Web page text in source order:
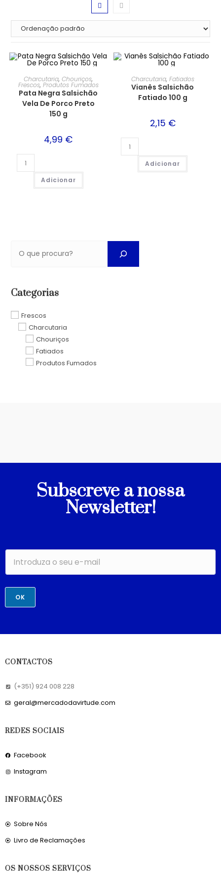
Charcutaria,Chouriços,
Frescos, Produtos Fumados
Pata Negra Salsichão
Vela De Porco Preto
150 g
4,99 €
Adicionar
Charcutaria, Fatiados
Vianês Salsichão
Fatiado 100 g
2,15 €
Adicionar
Categorias
Frescos
Charcutaria
Chouriços
Fatiados
Produtos Fumados
Subscreve a nossa
Newsletter!
OK
CONTACTOS
(+351) 924 008 228
geral@mercadodavirtude.com
REDES SOCIAIS
Facebook
Instagram
INFORMAÇÕES
Sobre Nós
Livro de Reclamações
OS NOSSOS SERVIÇOS